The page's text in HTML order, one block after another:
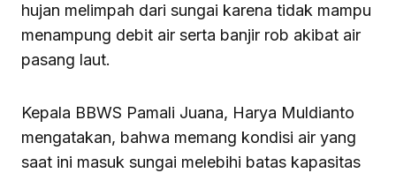
hujan melimpah dari sungai karena tidak mampu
menampung debit air serta banjir rob akibat air
pasang laut.
Kepala BBWS Pamali Juana, Harya Muldianto
mengatakan, bahwa memang kondisi air yang
saat ini masuk sungai melebihi batas kapasitas